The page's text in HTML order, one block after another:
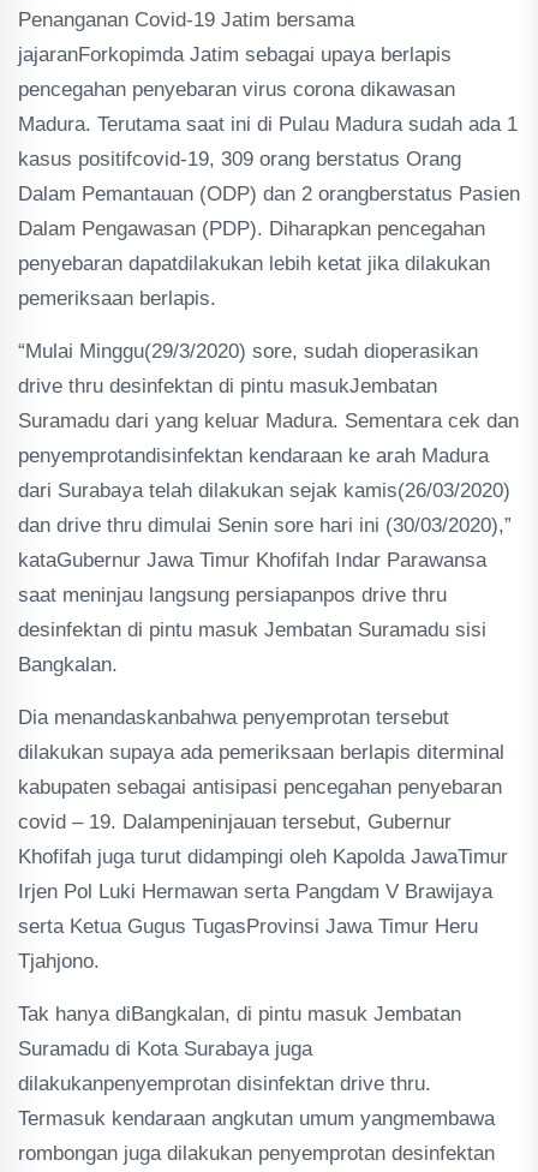
Penanganan Covid-19 Jatim bersama
jajaranForkopimda Jatim sebagai upaya berlapis
pencegahan penyebaran virus corona dikawasan
Madura. Terutama saat ini di Pulau Madura sudah ada 1
kasus positifcovid-19, 309 orang berstatus Orang
Dalam Pemantauan (ODP) dan 2 orangberstatus Pasien
Dalam Pengawasan (PDP). Diharapkan pencegahan
penyebaran dapatdilakukan lebih ketat jika dilakukan
pemeriksaan berlapis.
“Mulai Minggu(29/3/2020) sore, sudah dioperasikan
drive thru desinfektan di pintu masukJembatan
Suramadu dari yang keluar Madura. Sementara cek dan
penyemprotandisinfektan kendaraan ke arah Madura
dari Surabaya telah dilakukan sejak kamis(26/03/2020)
dan drive thru dimulai Senin sore hari ini (30/03/2020),”
kataGubernur Jawa Timur Khofifah Indar Parawansa
saat meninjau langsung persiapanpos drive thru
desinfektan di pintu masuk Jembatan Suramadu sisi
Bangkalan.
Dia menandaskanbahwa penyemprotan tersebut
dilakukan supaya ada pemeriksaan berlapis diterminal
kabupaten sebagai antisipasi pencegahan penyebaran
covid – 19. Dalampeninjauan tersebut, Gubernur
Khofifah juga turut didampingi oleh Kapolda JawaTimur
Irjen Pol Luki Hermawan serta Pangdam V Brawijaya
serta Ketua Gugus TugasProvinsi Jawa Timur Heru
Tjahjono.
Tak hanya diBangkalan, di pintu masuk Jembatan
Suramadu di Kota Surabaya juga
dilakukanpenyemprotan disinfektan drive thru.
Termasuk kendaraan angkutan umum yangmembawa
rombongan juga dilakukan penyemprotan desinfektan